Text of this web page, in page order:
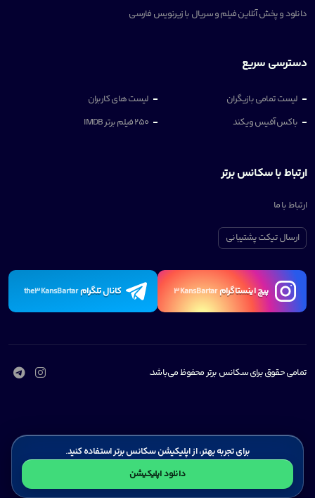
دانلود و پخش آنلاین فیلم و سریال با زیرنویس فارسی
دسترسی سریع
لیست تمامی بازیگران
لیست های کاربران
باکس آفیس ویکند
250 فیلم برتر IMDB
ارتباط با سکانس برتر
ارتباط با ما
ارسال تیکت پشتیبانی
پیچ اینستاگرام3KansBartar کانال تلگرامthe3KansBartar
تمامی حقوق برای سکانس برتر محفوظ می‌باشد.
برای تجربه بهتر، از اپلیکیشن سکانس برتر استفاده کنید.
دانلود اپلیکیشن